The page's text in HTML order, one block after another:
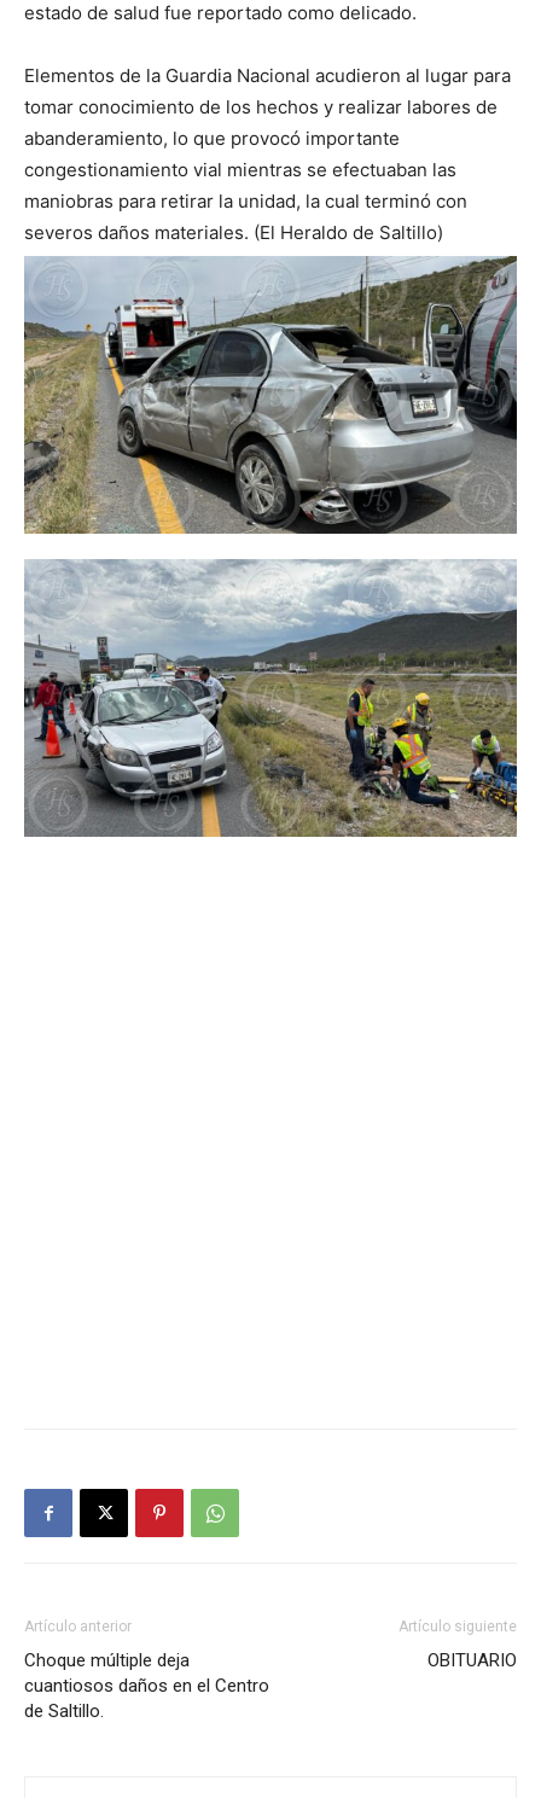
estado de salud fue reportado como delicado.
Elementos de la Guardia Nacional acudieron al lugar para
tomar conocimiento de los hechos y realizar labores de
abanderamiento, lo que provocó importante
congestionamiento vial mientras se efectuaban las
maniobras para retirar la unidad, la cual terminó con
severos daños materiales. (El Heraldo de Saltillo)
Artículo anterior
Choque múltiple deja
cuantiosos daños en el Centro
de Saltillo.
Artículo siguiente
OBITUARIO